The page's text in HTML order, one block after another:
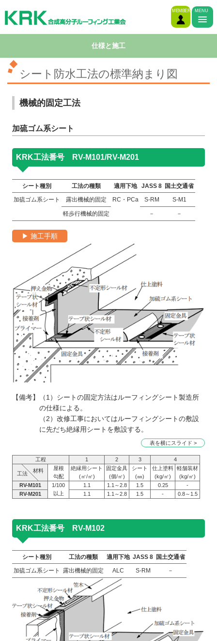
MENU
MEMBER
仕様と施工
シート防水工法の標準納まり図
機械的固定工法
加硫ゴム系シート
KRK工法番号 RV-M101/RV-M201
シート種別 工法の種類 適用下地 JASS 8 国土交通省
加硫ゴム系シート
露出機械的固定 RC・PCa S-RM S-M1
軽歩行機械的固定 － －
▶ 施工手順
【備考】（1）シートの固定方法はルーフィングシート製造所
の仕様による。
（2）改修工事においてはルーフィングシートの敷設
に先だち絶縁用シートを敷設する。
表を横にスライド >
工程 1 2 3 4
工法 材料
屋根
勾配
絶縁用シート
(㎡/㎡)
固定金具
(個/㎡)
シート
(㎜)
仕上塗料
(kg/㎡)
軽舗装材
(kg/㎡)
RV-M101
1/100
以上
1.1 1.1～2.8 1.5 0.25
-
RV-M201
1.1 1.1～2.8 1.5 - 0.8～1.5
KRK工法番号 RV-M102
シート種別 工法の種類 適用下地 JASS 8 国土交通省
加硫ゴム系シート
露出機械的固定 ALC S-RM －